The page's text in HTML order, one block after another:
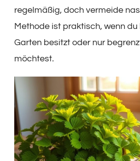
regelmäßig, doch vermeide
Methode ist praktisch, wenn du
Garten besitzt oder nur
möchtest.